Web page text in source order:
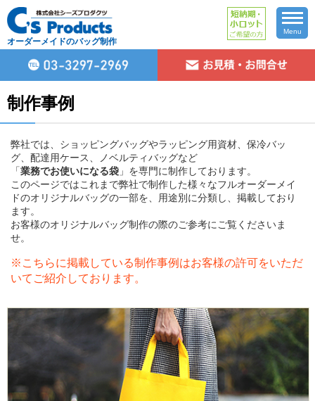
オーダーメイドのバッグ制作
Menu
制作事例
弊社では、ショッピングバッグやラッピング用資材、保冷バッ
グ、配達用ケース、ノベルティバッグなど
「業務でお使いになる袋 」を専門に制作しております。
このページではこれまで弊社で制作した様々なフルオーダーメイ
ドのオリジナルバッグの一部を、用途別に分類し、掲載しており
ます。
お客様のオリジナルバッグ制作の際のご参考にご覧くださいま
せ。
※こちらに掲載している制作事例はお客様の許可をいただ
いてご紹介しております。